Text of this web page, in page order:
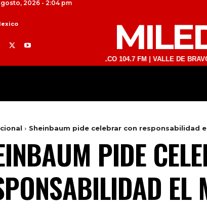
2026 - 2:04 pm
98.9 FM | ATLACOMULCO 104.7 FM | VALLE DE BRAVO
Sheinbaum pide celebrar con responsabilidad
PIDE
EL